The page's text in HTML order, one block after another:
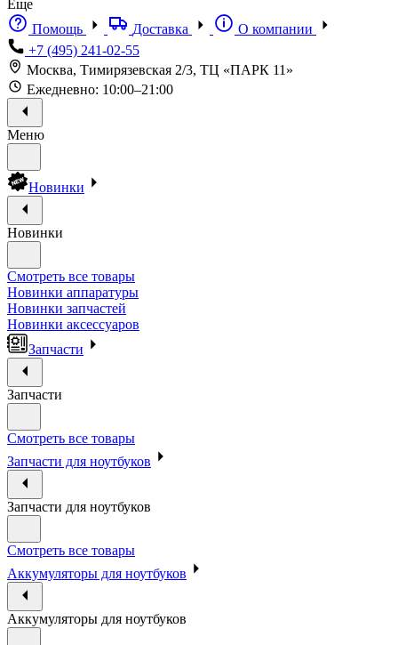
Еще
Помощь
Доставка
О компании
+7 (495) 241-02-55
Москва, Тимирязевская 2/3, ТЦ «ПАРК 11»
Ежедневно: 10:00–21:00
Меню
Новинки
Новинки
Смотреть все товары
Новинки аппаратуры
Новинки запчастей
Новинки аксессуаров
Запчасти
Запчасти
Смотреть все товары
Запчасти для ноутбуков
Запчасти для ноутбуков
Смотреть все товары
Аккумуляторы для ноутбуков
Аккумуляторы для ноутбуков